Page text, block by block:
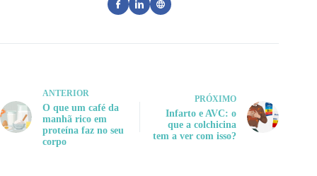
ANTERIOR
O que um café da
manhã rico em
proteína faz no seu
corpo
PRÓXIMO
Infarto e AVC: o
que a colchicina
tem a ver com isso?